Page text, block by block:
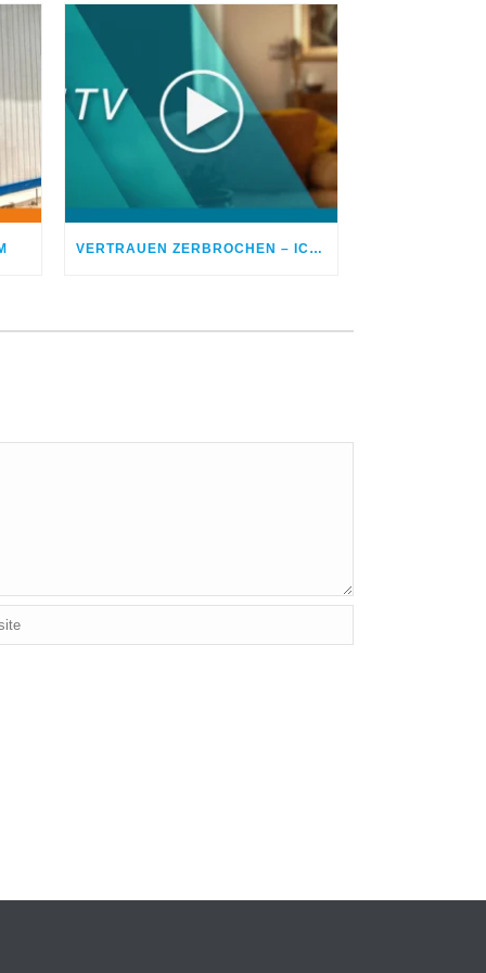
VERTRAUEN ZERBROCHEN – ICH BETROG MEINEN EHEPARTNER